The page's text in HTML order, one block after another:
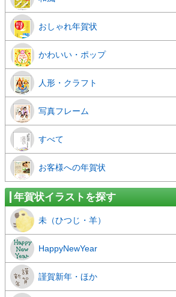
おしゃれ年賀状
かわいい・ポップ
人形・クラフト
写真フレーム
すべて
お客様への年賀状
年賀状イラストを探す
未（ひつじ・羊）
HappyNewYear
謹賀新年・ほか